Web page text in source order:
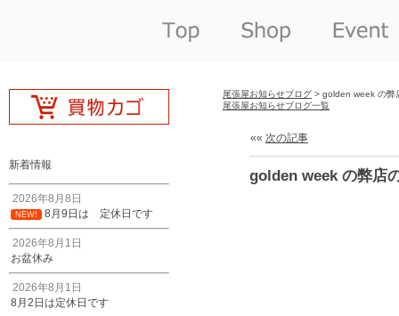
新着情報
2026年8月8日
NEW! 8月9日は 定休日です
2026年8月1日
お盆休み
2026年8月1日
8月2日は定休日です
尾張屋お知らせブログ > golden week の弊
尾張屋お知らせブログ一覧
«« 次の記事
golden week の弊店